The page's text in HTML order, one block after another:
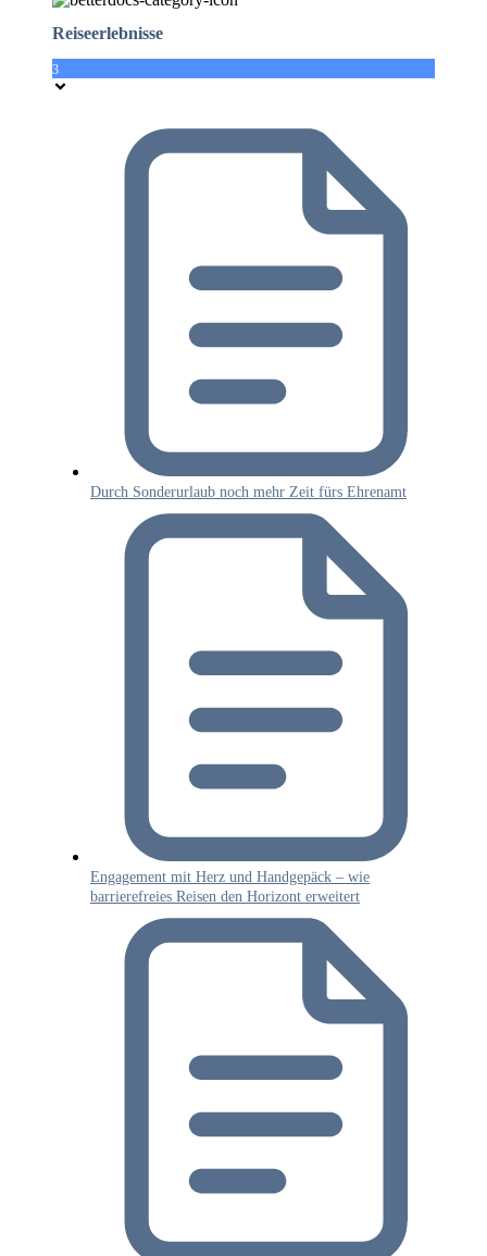
Reiseerlebnisse
3
Durch Sonderurlaub noch mehr Zeit fürs Ehrenamt
Engagement mit Herz und Handgepäck – wie
barrierefreies Reisen den Horizont erweitert